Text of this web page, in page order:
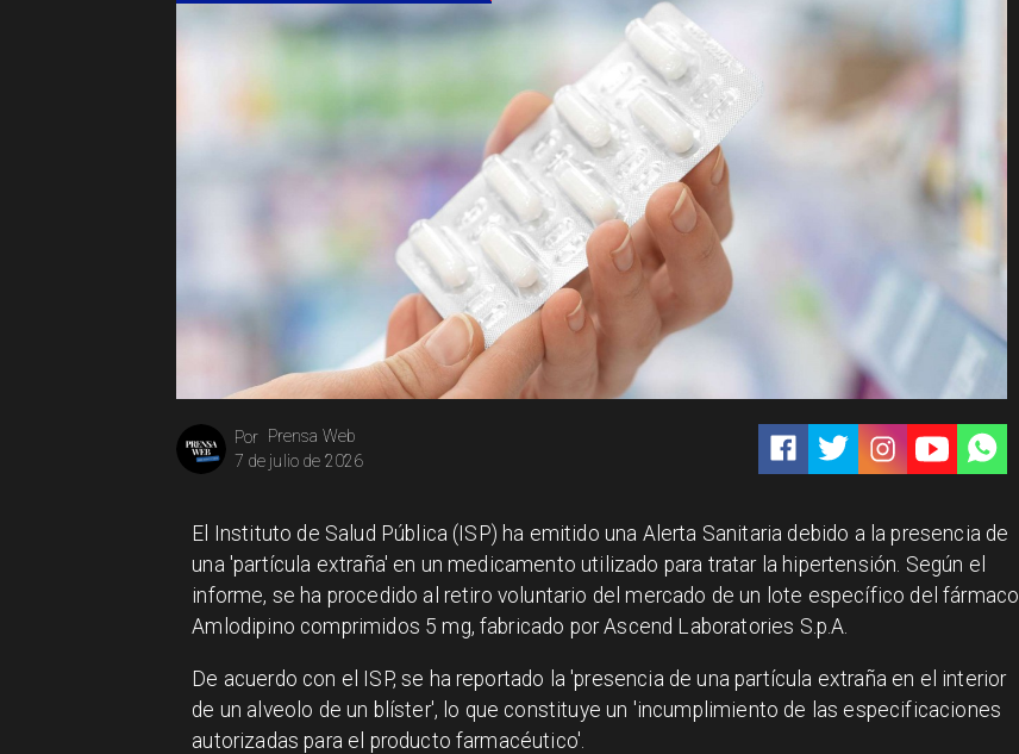
Prensa Web
Por
7 de julio de 2026
El Instituto de Salud Pública (ISP) ha emitido una Alerta Sanitaria debido a la presencia de
una 'partícula extraña' en un medicamento utilizado para tratar la hipertensión. Según el
informe, se ha procedido al retiro voluntario del mercado de un lote específico del fármaco
Amlodipino comprimidos 5 mg, fabricado por Ascend Laboratories S.p.A.
De acuerdo con el ISP, se ha reportado la 'presencia de una partícula extraña en el interior
de un alveolo de un blíster', lo que constituye un 'incumplimiento de las especificaciones
autorizadas para el producto farmacéutico'.